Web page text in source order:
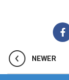
NEWER